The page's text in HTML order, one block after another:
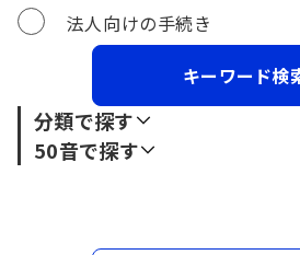
法人向けの手続き
分類で探す
暮らし
50音で探す